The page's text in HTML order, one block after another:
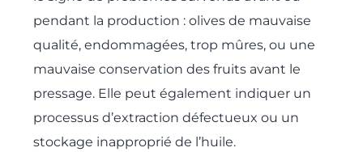
pendant la production : olives de mauvaise
qualité, endommagées, trop mûres, ou une
mauvaise conservation des fruits avant le
pressage. Elle peut également indiquer un
processus d’extraction défectueux ou un
stockage inapproprié de l’huile.